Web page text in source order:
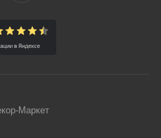
Маркет